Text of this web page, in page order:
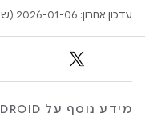
עדכון אחרון: 2026-01-06 (שעון UTC).
מידע נוסף על ANDROID